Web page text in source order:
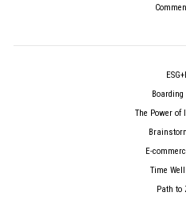
The Power of
E-
Time
Path to